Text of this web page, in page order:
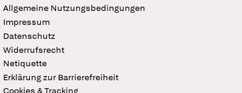
Allgemeine Nutzungsbedingungen
Impressum
Datenschutz
Widerrufsrecht
Netiquette
Erklärung zur Barrierefreiheit
Cookies & Tracking